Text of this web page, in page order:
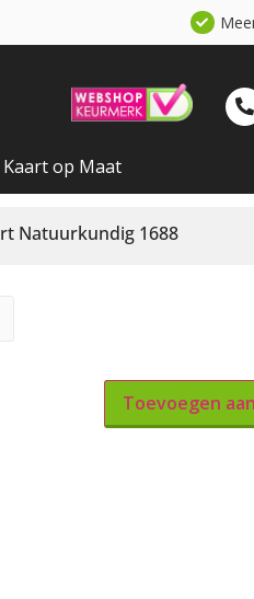
Kaart op Maat
Natuurkundig 1688
Toevoegen